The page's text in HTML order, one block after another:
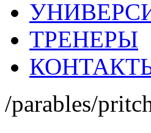
ТРЕНЕРЫ
/parables/